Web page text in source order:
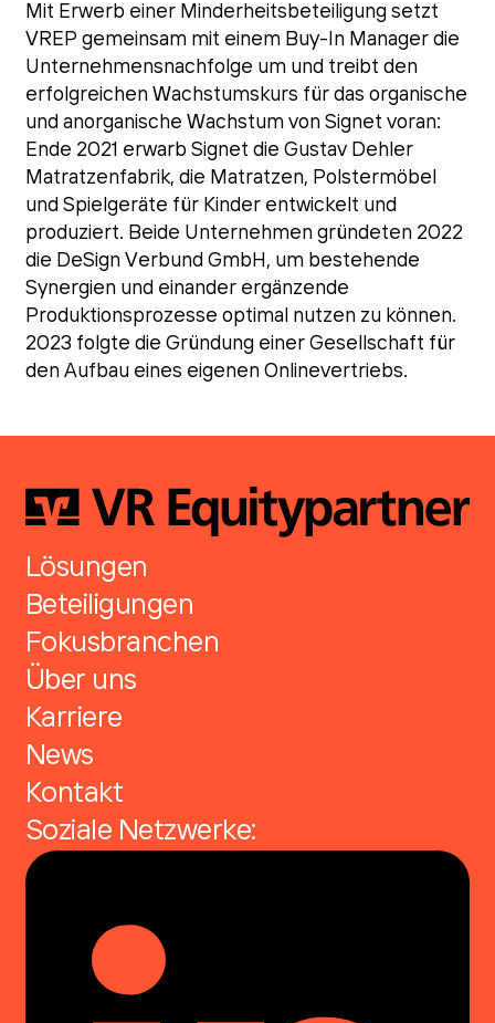
Mit Erwerb einer Minderheitsbeteiligung setzt
VREP gemeinsam mit einem Buy-In Manager die
Unternehmensnachfolge um und treibt den
erfolgreichen Wachstumskurs für das organische
und anorganische Wachstum von Signet voran:
Ende 2021 erwarb Signet die Gustav Dehler
Matratzenfabrik, die Matratzen, Polstermöbel
und Spielgeräte für Kinder entwickelt und
produziert. Beide Unternehmen gründeten 2022
die DeSign Verbund GmbH, um bestehende
Synergien und einander ergänzende
Produktionsprozesse optimal nutzen zu können.
2023 folgte die Gründung einer Gesellschaft für
den Aufbau eines eigenen Onlinevertriebs.
Lösungen
Beteiligungen
Fokusbranchen
Über uns
Karriere
News
Kontakt
Soziale Netzwerke: